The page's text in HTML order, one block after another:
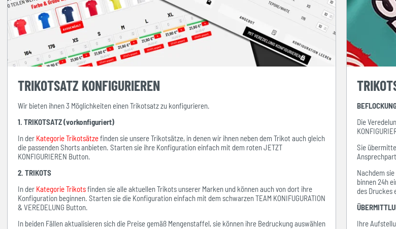
TRIKOTSATZ KONFIGURIEREN
Wir bieten ihnen 3 Möglichkeiten einen Trikotsatz zu konfigurieren.
1. TRIKOTSATZ (vorkonfiguriert)
In der Kategorie Trikotsätzefinden sie unsere Trikotsätze, in denen wir ihnen neben dem Trikot auch gleich
die passenden Shorts anbieten. Starten sie ihre Konfiguration einfach mit dem roten JETZT
KONFIGURIEREN Button.
2. TRIKOTS
In der Kategorie Trikotsfinden sie alle aktuellen Trikots unserer Marken und können auch von dort ihre
Konfiguration beginnen. Starten sie die Konfiguration einfach mit dem schwarzen TEAM KONIFUGURATION
& VEREDELUNG Button.
In beiden Fällen aktualisieren sich die Preise gemäß Mengenstaffel, sie können ihre Bedruckung auswählen
Die
Sie
Nachdem
binnen 24h
des Druckes
Ihre